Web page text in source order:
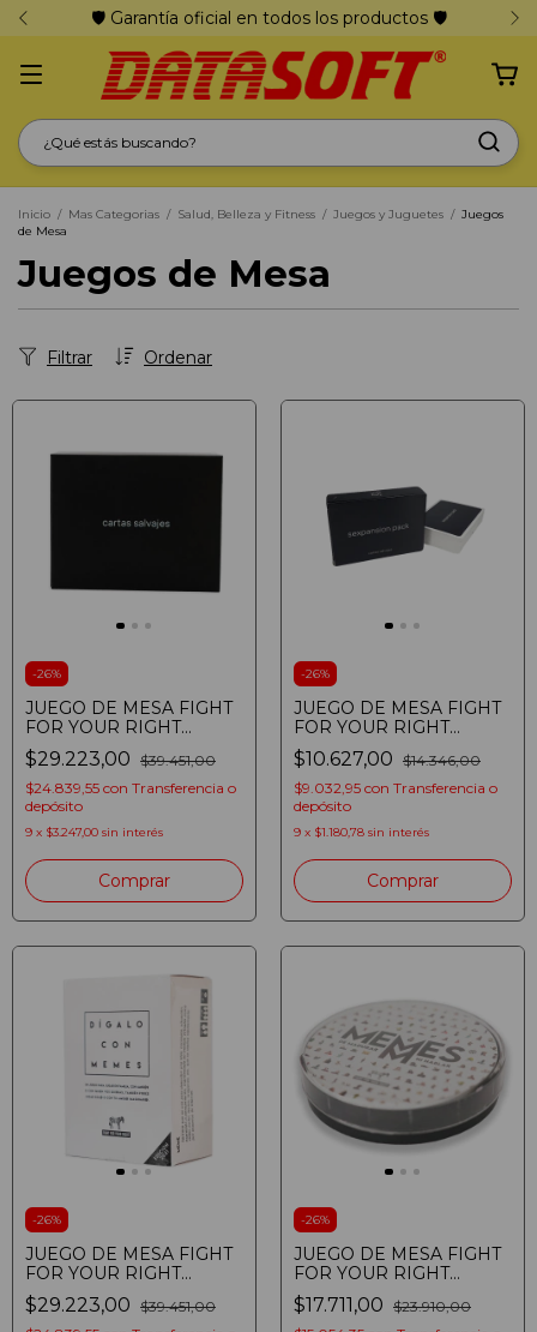
🛡️ Garantía oficial en todos los productos 🛡️
Inicio / Mas Categorias / Salud, Belleza y Fitness / Juegos y Juguetes / Juegos
de Mesa
Juegos de Mesa
Ordenar
Filtrar
-26%
JUEGO DE MESA FIGHT
FOR YOUR RIGHT
CARTAS SALVAJES PARA
ADULTOS
$29.223,00 $39.451,00
$24.839,55 con Transferencia o
depósito
9 x $3.247,00 sin interés
-26%
JUEGO DE MESA FIGHT
FOR YOUR RIGHT
CARTAS SALVAJES
SEXPANSION PACK
PARA ADULTOS
$10.627,00 $14.346,00
$9.032,95 con Transferencia o
depósito
9 x $1.180,78 sin interés
-26%
JUEGO DE MESA FIGHT
FOR YOUR RIGHT
CARTAS DIGALO CON
MEMES
$29.223,00 $39.451,00
-26%
JUEGO DE MESA FIGHT
FOR YOUR RIGHT
CARTAS MEMMES
$17.711,00 $23.910,00